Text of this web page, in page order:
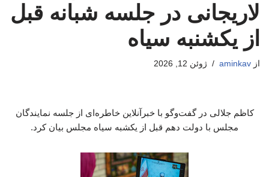
لاریجانی در جلسه شبانه قبل
از یکشنبه سیاه
از aminkav ژوئن 12, 2026
کاظم جلالی در گفت‌وگو با خبرآنلاین خاطره‌ای از جلسه نمایندگان
مجلس با دولت دهم قبل از یکشبه سیاه مجلس بیان کرد.